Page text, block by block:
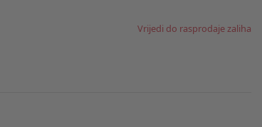
Vrijedi do rasprodaje zaliha